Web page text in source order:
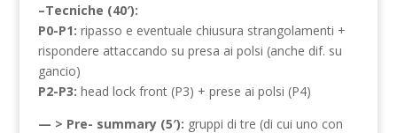
–Tecniche (40′):
P0-P1: ripasso e eventuale chiusura strangolamenti +
rispondere attaccando su presa ai polsi (anche dif. su
gancio)
P2-P3: head lock front (P3) + prese ai polsi (P4)
— > Pre- summary (5′): gruppi di tre (di cui uno con